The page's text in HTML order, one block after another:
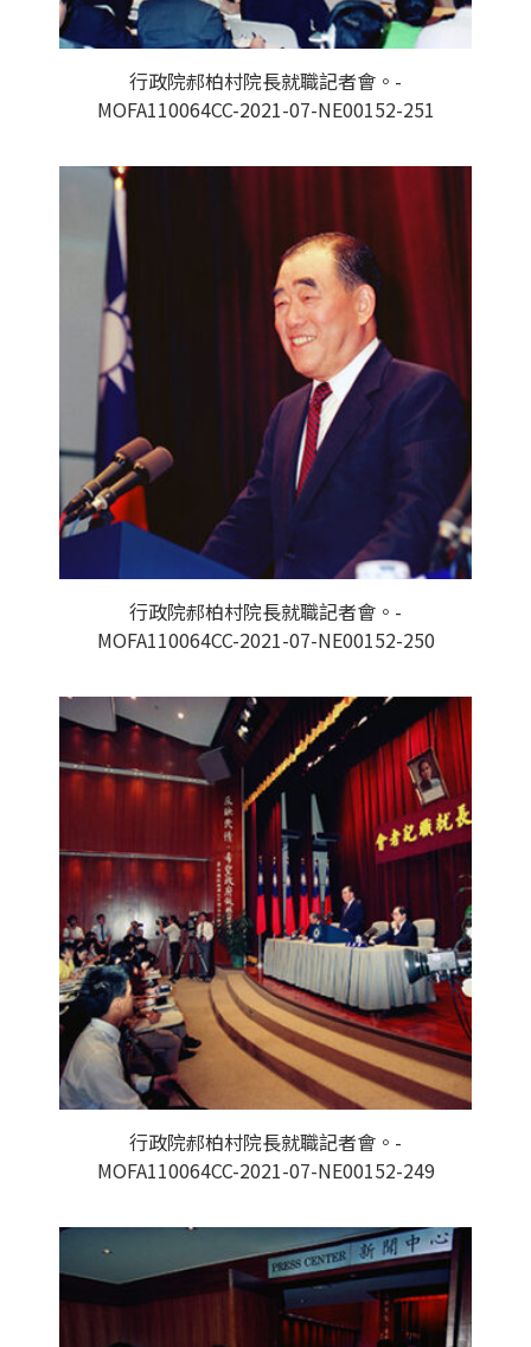
行政院郝柏村院長就職記者會。-
MOFA110064CC-2021-07-NE00152-251
行政院郝柏村院長就職記者會。-
MOFA110064CC-2021-07-NE00152-250
行政院郝柏村院長就職記者會。-
MOFA110064CC-2021-07-NE00152-249